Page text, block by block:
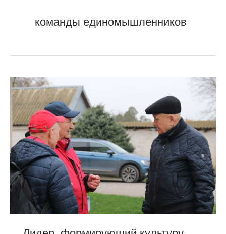
команды единомышленников
Лидер,
формирующий
культуру